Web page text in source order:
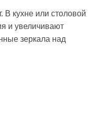
В кухне или столовой
и увеличивают
зеркала над